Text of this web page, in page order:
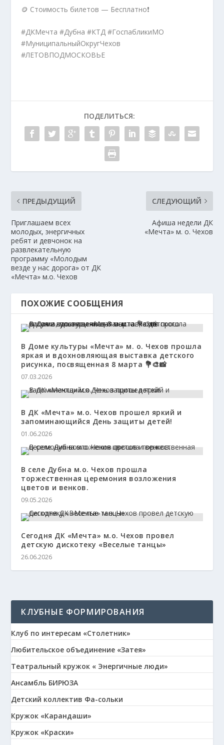
🪙 Стоимость билетов — Бесплатно❗️
#ДКМечта #Дубна #КТД #ГоспабликиМО
#МуниципальныйОкругЧехов
#ЛЕТОВПОДМОСКОВЬЕ
ПОДЕЛИТЬСЯ:
ПРЕДЫДУЩИЙ
Приглашаем всех
молодых, энергичных
ребят и девчонок на
развлекательную
программу «Молодым
везде у нас дорога» от ДК
«Мечта» м.о. Чехов
СЛЕДУЮЩИЙ
Афиша недели ДК
«Мечта» м. о. Чехов
ПОХОЖИЕ СООБЩЕНИЯ
В Доме культуры «Мечта» м. о. Чехов прошла
яркая и вдохновляющая выставка детского
рисунка, посвященная 8 марта 💐🎨📸
07.03.2026
В ДК «Мечта» м.о. Чехов прошел яркий и
запоминающийся День защиты детей!
01.06.2026
В селе Дубна м.о. Чехов прошла
торжественная церемония возложения
цветов и венков.
09.05.2026
Сегодня ДК «Мечта» м.о. Чехов провел
детскую дискотеку «Веселые танцы»
26.06.2026
КЛУБНЫЕ ФОРМИРОВАНИЯ
Клуб по интересам «Столетник»
Любительское объединение «Затея»
Театральный кружок « Энергичные люди»
Ансамбль БИРЮЗА
Детский коллектив Фа-сольки
Кружок «Карандаши»
Кружок «Краски»